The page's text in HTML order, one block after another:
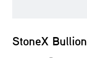
StoneX Bullion